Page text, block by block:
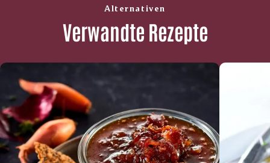
Alternativen
Verwandte Rezepte